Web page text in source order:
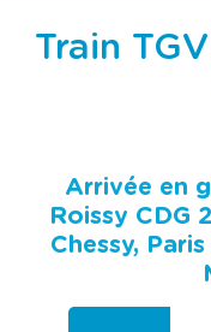
Train
Arrivée en
Roissy CDG
Chessy,